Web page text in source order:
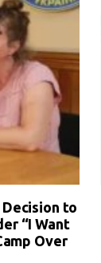
to
“I Want
Over